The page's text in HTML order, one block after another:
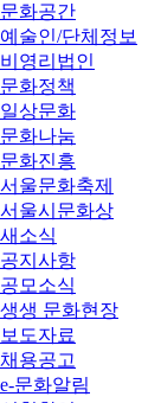
문화공간
예술인/단체정보
비영리법인
문화정책
일상문화
문화나눔
문화진흥
서울문화축제
서울시문화상
새소식
공지사항
공모소식
생생 문화현장
보도자료
채용공고
e-문화알림